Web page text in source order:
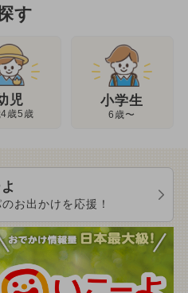
す
児
歳5歳
小学生
6歳〜
お出かけを応援！